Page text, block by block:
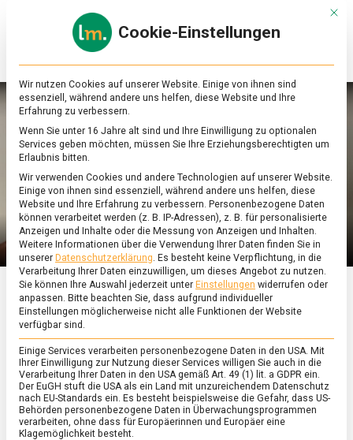
Online-
Magazin
zu
&
Ernährung
FEATURED /WISSEN
Was das
Mindesthaltbarkeitsdatu
m bedeutet
Mit
Cookie-Einstellungen
Wir nutzen Cookies auf unserer Website. Einige von ihnen sind
essenziell, während andere uns helfen, diese Website und Ihre
Erfahrung zu verbessern.
Wenn Sie unter 16 Jahre alt sind und Ihre Einwilligung zu optionalen
Services geben möchten, müssen Sie Ihre Erziehungsberechtigten um
Erlaubnis bitten.
Wir verwenden Cookies und andere Technologien auf unserer Website.
Einige von ihnen sind essenziell, während andere uns helfen, diese
Website und Ihre Erfahrung zu verbessern. Personenbezogene Daten
können verarbeitet werden (z. B. IP-Adressen), z. B. für personalisierte
Anzeigen und Inhalte oder die Messung von Anzeigen und Inhalten.
Weitere Informationen über die Verwendung Ihrer Daten finden Sie in
unserer Datenschutzerklärung. Es besteht keine Verpflichtung, in die
Verarbeitung Ihrer Daten einzuwilligen, um dieses Angebot zu nutzen.
Sie können Ihre Auswahl jederzeit unter Einstellungen widerrufen oder
anpassen. Bitte beachten Sie, dass aufgrund individueller
Einstellungen möglicherweise nicht alle Funktionen der Website
verfügbar sind.
Einige Services verarbeiten personenbezogene Daten in den USA. Mit
Ihrer Einwilligung zur Nutzung dieser Services willigen Sie auch in die
Verarbeitung Ihrer Daten in den USA gemäß Art. 49 (1) lit. a GDPR ein.
Der EuGH stuft die USA als ein Land mit unzureichendem Datenschutz
nach EU-Standards ein. Es besteht beispielsweise die Gefahr, dass US-
Behörden personenbezogene Daten in Überwachungsprogrammen
verarbeiten, ohne dass für Europäerinnen und Europäer eine
Klagemöglichkeit besteht.